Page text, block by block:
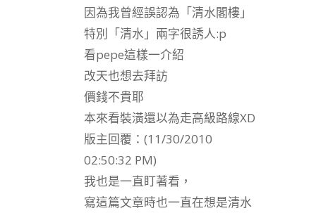
因為我曾經誤認為「清水閣樓」
特別「清水」兩字很誘人:p
看pepe這樣一介紹
改天也想去拜訪
價錢不貴耶
本來看裝潢還以為走高級路線XD
版主回覆：(11/30/2010
02:50:32 PM)
我也是一直盯著看，
寫這篇文章時也一直在想是清水